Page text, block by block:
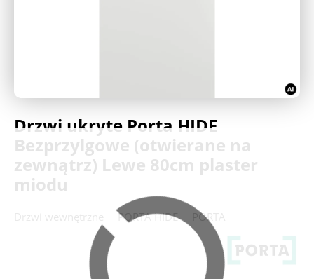
Drzwi ukryte Porta HIDE
Bezprzylgowe (otwierane na
zewnątrz) Lewe 80cm plaster
miodu
PORTA HIDE PORTA